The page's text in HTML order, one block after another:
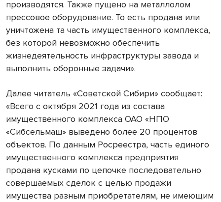
производятся. Также пущено на металлолом
прессовое оборудование. То есть продана или
уничтожена та часть имущественного комплекса,
без которой невозможно обеспечить
жизнедеятельность инфраструктуры завода и
выполнить оборонные задачи».
Далее читатель «Советской Сибири» сообщает:
«Всего с октября 2021 года из состава
имущественного комплекса ОАО «НПО
«Сибсельмаш» выведено более 20 процентов
объектов. По данным Росреестра, часть единого
имущественного комплекса предприятия
продана кусками по цепочке последовательно
совершаемых сделок с целью продажи
имущества разным приобретателям, не имеющим